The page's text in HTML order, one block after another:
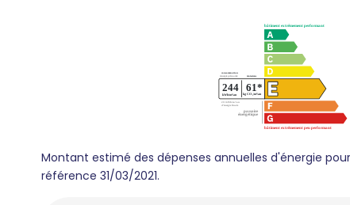
Montant estimé des dépenses annuelles d'énergie
référence 31/03/2021.